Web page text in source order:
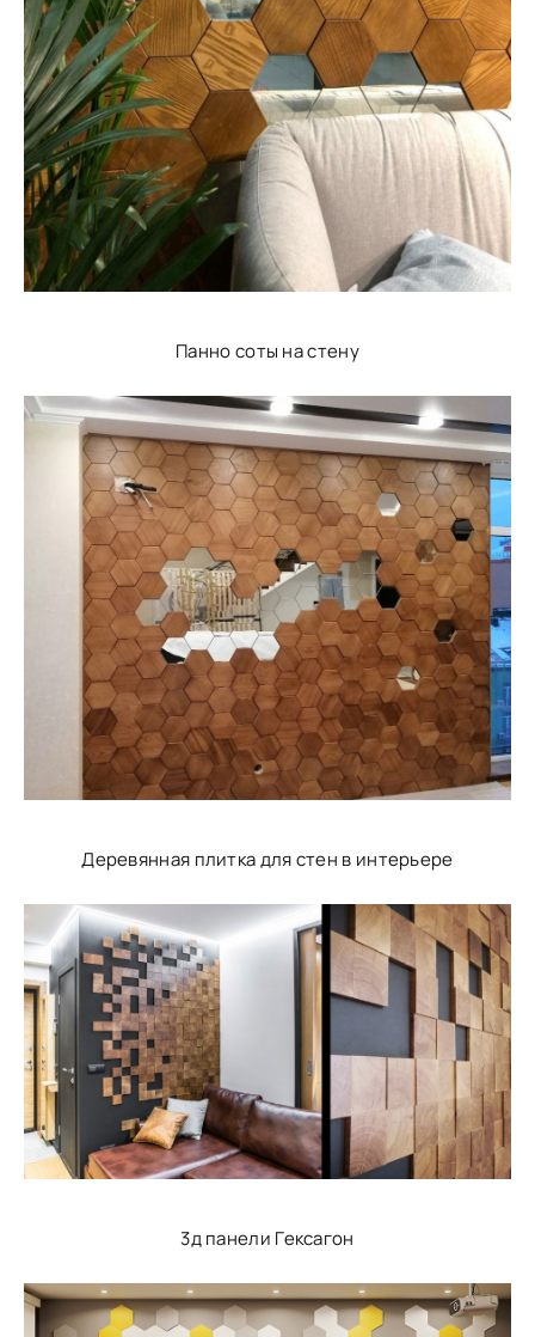
Панно соты на стену
Деревянная плитка для стен в интерьере
3д панели Гексагон